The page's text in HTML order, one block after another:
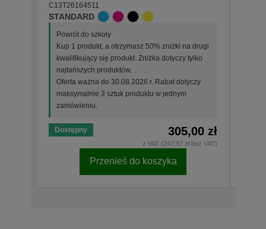
C13T26164511
STANDARD
Powrót do szkoły
Kup 1 produkt, a otrzymasz 50% zniżki na drugi
kwalifikujący się produkt. Zniżka dotyczy tylko
najtańszych produktów.
Oferta ważna do 30.08.2026 r. Rabat dotyczy
maksymalnie 3 sztuk produktu w jednym
zamówieniu.
Dostępny 305,00 zł
z VAT (247,97 zł bez VAT)
Przenieś do koszyka